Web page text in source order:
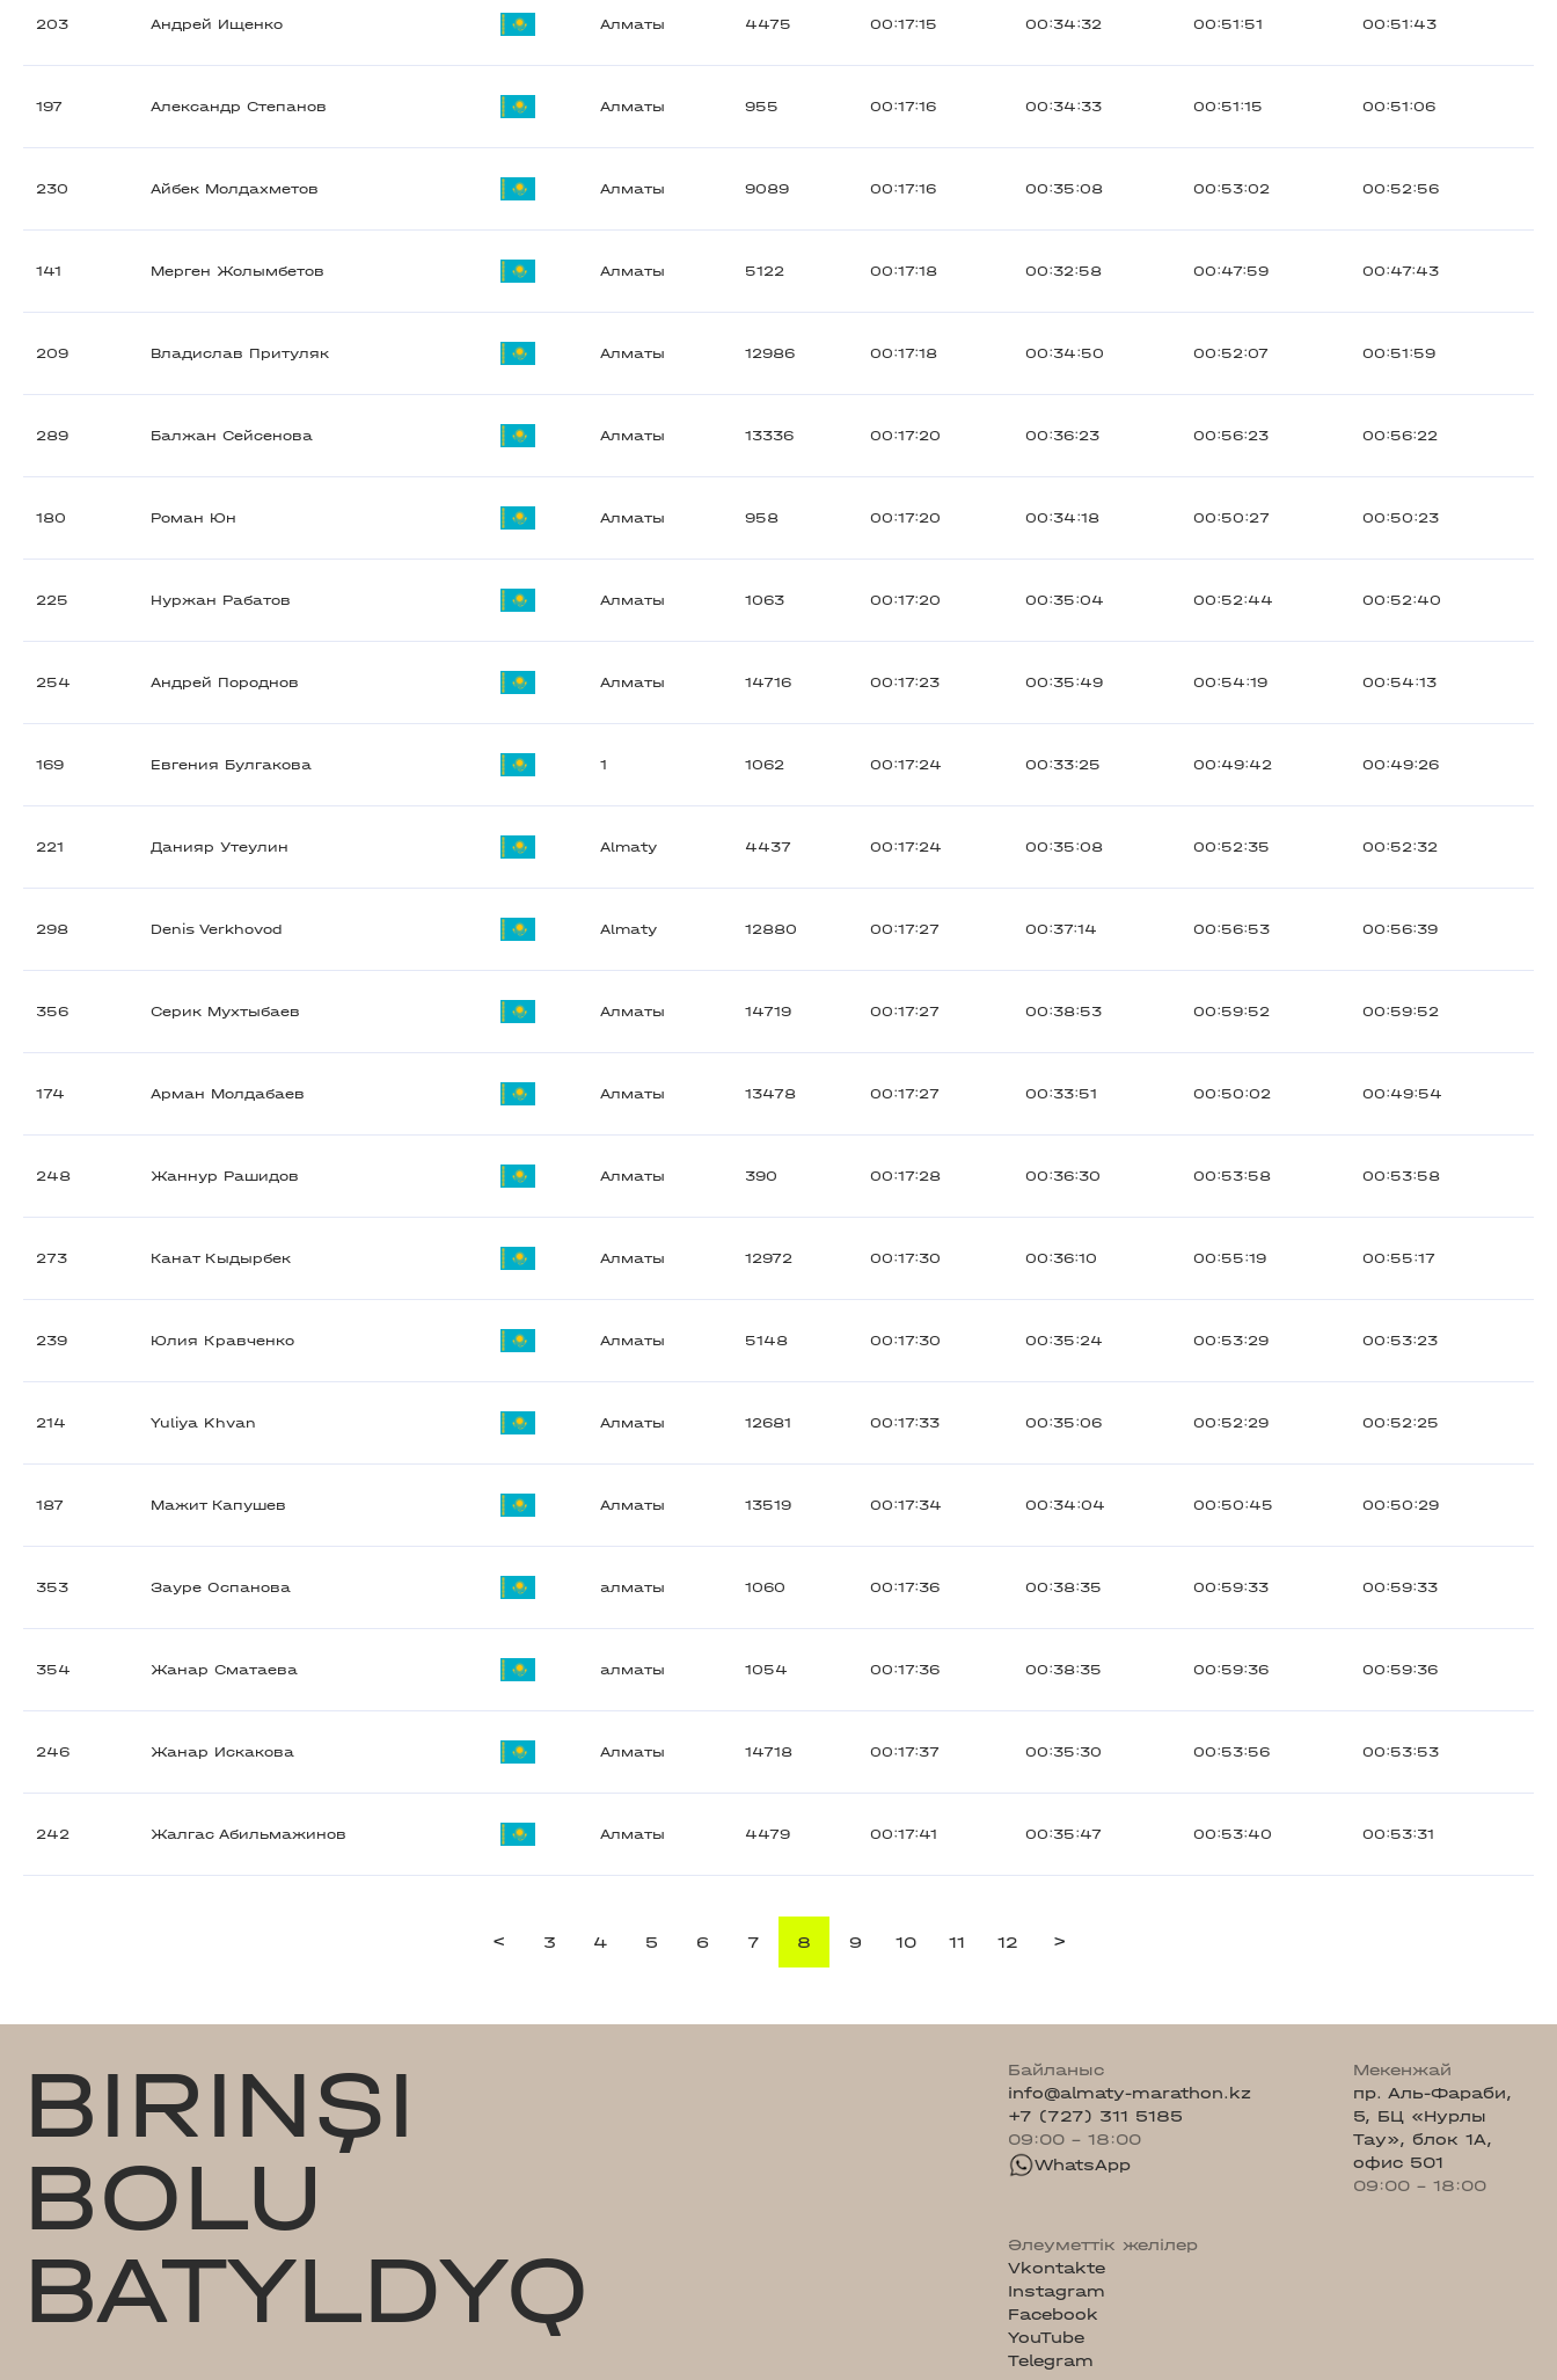
203 Андрей Ищенко Алматы 4475 00:17:15 00:34:32 00:51:51 00:51:43
197 Александр Степанов Алматы 955 00:17:16 00:34:33 00:51:15 00:51:06
230 Айбек Молдахметов Алматы 9089 00:17:16 00:35:08 00:53:02 00:52:56
141 Мерген Жолымбетов Алматы 5122 00:17:18 00:32:58 00:47:59 00:47:43
209 Владислав Притуляк Алматы 12986 00:17:18 00:34:50 00:52:07 00:51:59
289 Балжан Сейсенова Алматы 13336 00:17:20 00:36:23 00:56:23 00:56:22
180 Роман Юн Алматы 958 00:17:20 00:34:18 00:50:27 00:50:23
225 Нуржан Рабатов Алматы 1063 00:17:20 00:35:04 00:52:44 00:52:40
254 Андрей Породнов Алматы 14716 00:17:23 00:35:49 00:54:19 00:54:13
169 Евгения Булгакова 1 1062 00:17:24 00:33:25 00:49:42 00:49:26
221 Данияр Утеулин Almaty 4437 00:17:24 00:35:08 00:52:35 00:52:32
298 Denis Verkhovod Almaty 12880 00:17:27 00:37:14 00:56:53 00:56:39
356 Серик Мухтыбаев Алматы 14719 00:17:27 00:38:53 00:59:52 00:59:52
174 Арман Молдабаев Алматы 13478 00:17:27 00:33:51 00:50:02 00:49:54
248 Жаннур Рашидов Алматы 390 00:17:28 00:36:30 00:53:58 00:53:58
273 Канат Кыдырбек Алматы 12972 00:17:30 00:36:10 00:55:19 00:55:17
239 Юлия Кравченко Алматы 5148 00:17:30 00:35:24 00:53:29 00:53:23
214 Yuliya Khvan Алматы 12681 00:17:33 00:35:06 00:52:29 00:52:25
187 Мажит Капушев Алматы 13519 00:17:34 00:34:04 00:50:45 00:50:29
353 Зауре Оспанова алматы 1060 00:17:36 00:38:35 00:59:33 00:59:33
354 Жанар Сматаева алматы 1054 00:17:36 00:38:35 00:59:36 00:59:36
246 Жанар Искакова Алматы 14718 00:17:37 00:35:30 00:53:56 00:53:53
242 Жалгас Абильмажинов Алматы 4479 00:17:41 00:35:47 00:53:40 00:53:31
< 3 4 5 6 7 8 9 10 11 12 >
BIRINŞI
BOLU
BATYLDYQ
Байланыс
info@almaty-marathon.kz
+7 (727) 311 5185
09:00 - 18:00
WhatsApp
Мекенжай
пр. Аль-Фараби,
5, БЦ «Нурлы
Тау», блок 1А,
офис 501
09:00 - 18:00
Әлеуметтік желілер
Vkontakte
Instagram
Facebook
YouTube
Telegram